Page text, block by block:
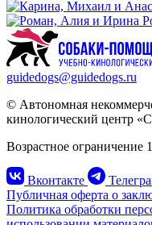
guidedogs@guidedogs.ru
© Автономная
кинологический центр
Возрастное ограничение
Вконтакте
Публичная оферта о
Политика обработки